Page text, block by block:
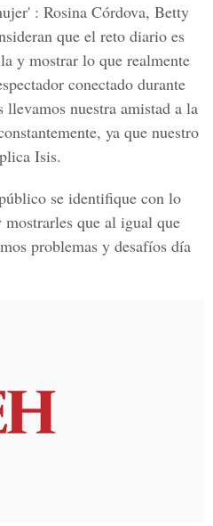
: Rosina Córdova, Betty
que el reto diario es
y mostrar lo que realmente
conectado durante
nuestra amistad a la
ya que nuestro
Isis.
se identifique con lo
que al igual que
problemas y desafíos día